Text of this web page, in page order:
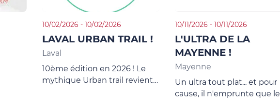
10/02/2026 - 10/02/2026
LAVAL URBAN TRAIL !
Laval
10ème édition en 2026 ! Le
mythique Urban trail revient
10/11/2026 - 10/11/2026
L'ULTRA DE LA
MAYENNE !
Mayenne
Un ultra tout plat... et pour
cause, il n'emprunte que le